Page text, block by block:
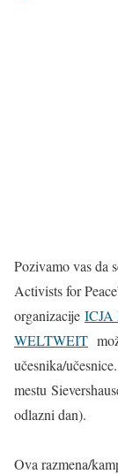
Pozivamo vas da
Activists for
organizacije
WELTWEIT
učesnika/
mestu
odlazni dan).
Ova razmena/